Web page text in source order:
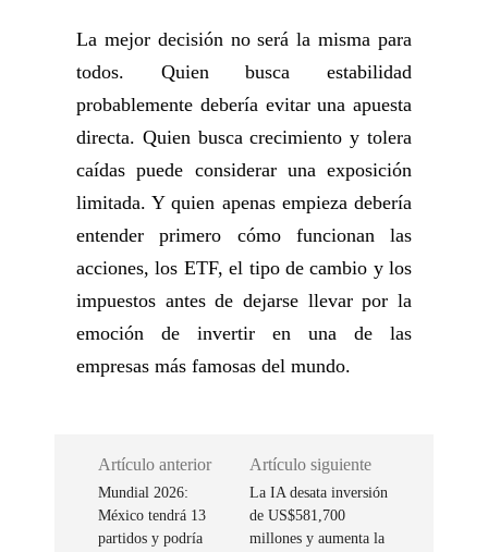
La mejor decisión no será la misma para
todos. Quien busca estabilidad
probablemente debería evitar una apuesta
directa. Quien busca crecimiento y tolera
caídas puede considerar una exposición
limitada. Y quien apenas empieza debería
entender primero cómo funcionan las
acciones, los ETF, el tipo de cambio y los
impuestos antes de dejarse llevar por la
emoción de invertir en una de las
empresas más famosas del mundo.
Artículo anterior
Mundial 2026:
México tendrá 13
partidos y podría
Artículo siguiente
La IA desata inversión
de US$581,700
millones y aumenta la